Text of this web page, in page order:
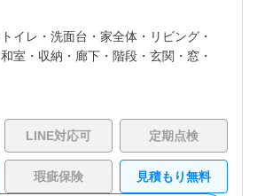
トイレ・ 洗面台・ 家全体・ リビング・
和室・ 収納・ 廊下・ 階段・ 玄関・ 窓・
LINE対応可 定期点検
瑕疵保険 見積もり無料